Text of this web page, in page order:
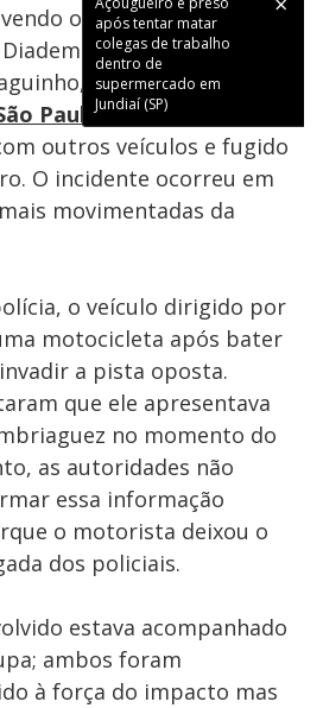
após tentar matar
colegas de trabalho
dentro de
supermercado em
Jundiaí (SP)
o ex-secretário do
Wagner Feitosa,
gerou confusão na
Paulo. Ele teria colidido
outros veículos e fugido
O incidente ocorreu em
movimentadas da
o veículo dirigido por
motocicleta após bater
a pista oposta.
que ele apresentava
no momento do
as autoridades não
essa informação
o motorista deixou o
dos policiais.
estava acompanhado
ambos foram
à força do impacto mas